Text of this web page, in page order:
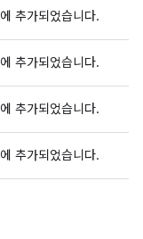
에 추가되었습니다.
에 추가되었습니다.
에 추가되었습니다.
에 추가되었습니다.